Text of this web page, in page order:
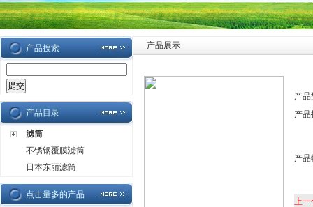
产品搜索
产品目录
滤筒
不锈钢覆膜滤筒
日本东丽滤筒
点击量多的产品
产品展示
产品
产品
产品
上一